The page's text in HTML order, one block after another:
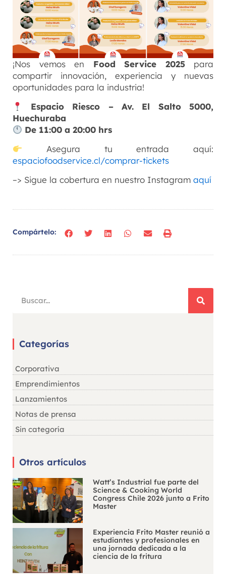
¡Nos vemos en Food Service 2025para
compartir innovación, experiencia y nuevas
oportunidades para la industria!
Espacio Riesco – Av. El Salto 5000,
Huechuraba
De 11:00 a 20:00 hrs
Asegura tu entrada aquí:
espaciofoodservice.cl/comprar-tickets
–> Sigue la cobertura en nuestro Instagram aquí
Compártelo:
Categorías
Corporativa
Emprendimientos
Lanzamientos
Notas de prensa
Sin categoría
Otros artículos
Watt’s Industrial fue parte del
Science & Cooking World
Congress Chile 2026 junto a Frito
Master
Experiencia Frito Master reunió a
estudiantes y profesionales en
una jornada dedicada a la
ciencia de la fritura